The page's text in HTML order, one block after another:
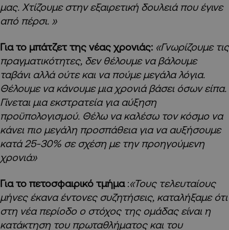
μας. Χτίζουμε στην εξαιρετική δουλειά που έγινε
από πέρσι. »
Για το μπάτζετ της νέας χρονιάς: «Γνωρίζουμε τις
πραγματικότητες, δεν θέλουμε να βάλουμε
ταβάνι αλλά ούτε και να πούμε μεγάλα λόγια.
Θέλουμε να κάνουμε μια χρονιά βάσει όσων είπα.
Γίνεται μια εκστρατεία για αύξηση
προϋπολογισμού. Θέλω να καλέσω τον κόσμο να
κάνει πιο μεγάλη προσπάθεια για να αυξήσουμε
κατά 25-30% σε σχέση με την προηγούμενη
χρονιά»
Για το πετοσφαιρικό τμήμα:«Τους τελευταίους
μήνες έκανα έντονες συζητήσεις, καταλήξαμε ότι
στη νέα περίοδο ο στόχος της ομάδας είναι η
κατάκτηση του πρωταθλήματος και του